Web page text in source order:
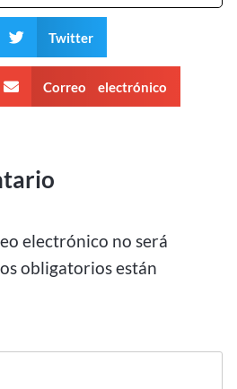
Twitter
Correo electrónico
electrónico no será
obligatorios están